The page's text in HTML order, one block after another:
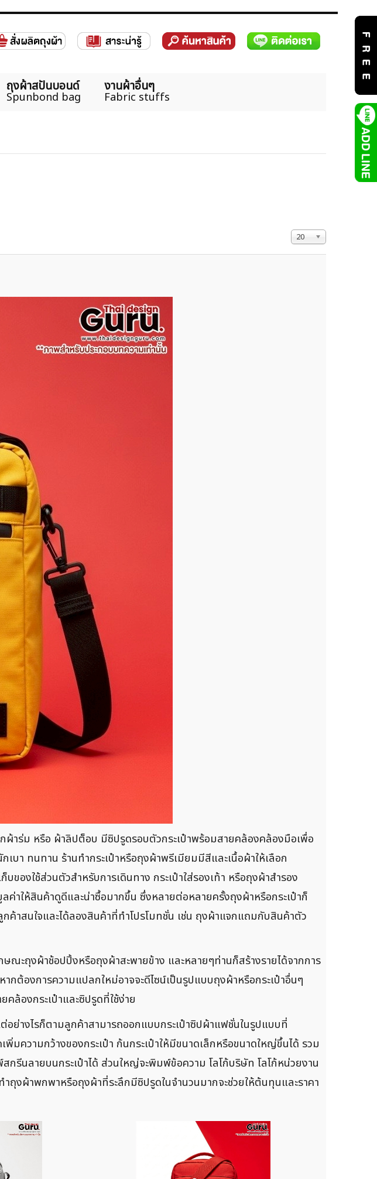
ถุงผ้าสปันบอนด์
Spunbond bag
งานผ้าอื่นๆ
Fabric stuffs
แสดง #
20
ผ้าร่ม หรือ ผ้าลิปต็อบ มีซิปรูดรอบตัวกระเป๋าพร้อมสายคล้องคล้องมือเพื่อ
บา ทนทาน ร้านทำกระเป๋าหรือถุงผ้าพรีเมียมมีสีและเนื้อผ้าให้เลือก
ของใช้ส่วนตัวสำหรับการเดินทาง กระเป๋าใส่รองเท้า หรือถุงผ้าสำรอง
ให้สินค้าดูดีและน่าซื้อมากขึ้น ซึ่งหลายต่อหลายครั้งถุงผ้าหรือกระเป๋าก็
ค้าสนใจและได้ลองสินค้าที่ทำโปรโมทชั่น เช่น ถุงผ้าแจกแถมกับสินค้าตัว
ะถุงผ้าช้อปปิ้งหรือถุงผ้าสะพายข้าง และหลายๆท่านก็สร้างรายได้จากการ
ต้องการความแปลกใหม่อาจจะดีไซน์เป็นรูปแบบถุงผ้าหรือกระเป๋าอื่นๆ
ล้องกระเป๋าและซิปรูดที่ใช้ง่าย
ย่างไรก็ตามลูกค้าสามารถออกแบบกระเป๋าซิปผ้าแฟชั่นในรูปแบบที่
มความกว้างของกระเป๋า ก้นกระเป๋าให้มีขนาดเล็กหรือขนาดใหญ่ขึ้นได้ รวม
นลายบนกระเป๋าได้ ส่วนใหญ่จะพิมพ์ข้อความ โลโก้บริษัท โลโก้หน่วยงาน
งผ้าพกพาหรือถุงผ้าที่ระลึกมีซิปรูดในจำนวนมากจะช่วยให้ต้นทุนและราคา